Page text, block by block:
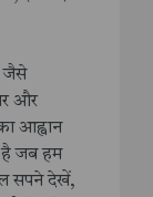
जैसे
और
आह्वान
है जब हम
सपने देखें,